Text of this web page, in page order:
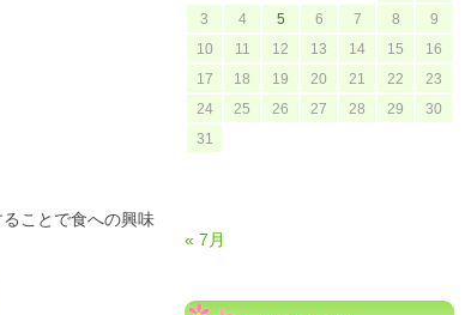
ことで食への興味
3
4 5 6 7 8
9
10
11 12 13 14 15
16
17
18 19 20 21 22
23
24
25 26 27 28 29
30
31
« 7月